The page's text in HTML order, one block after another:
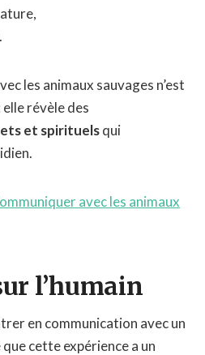
les animaux sauvages n’est
révèle des
et spirituelsqui
avec les animaux
l’humain
en communication avec un
cette expérience a un